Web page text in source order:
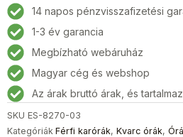
14 napos pénzvisszafizetési
1-3 év garancia
Megbízható webáruház
Magyar cég és webshop
Az árak bruttó árak, és
SKU ES-8270-03
Kategóriák Férfi karórák, Kvarc órák,